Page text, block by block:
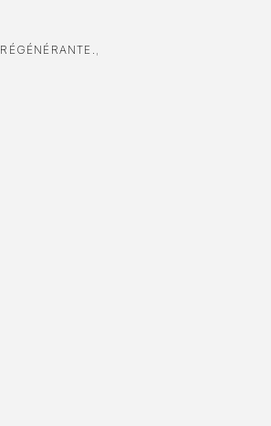
RÉGÉNÉRANTE. ,